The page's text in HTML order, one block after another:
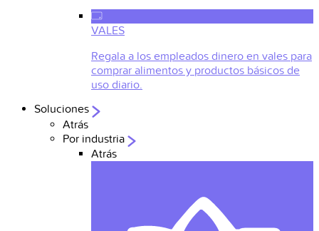
VALES
Regala a los empleados dinero en vales para
comprar alimentos y productos básicos de
uso diario.
Soluciones
Atrás
Por industria
Atrás